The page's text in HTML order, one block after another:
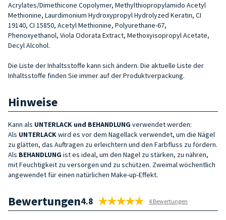
Acrylates/Dimethicone Copolymer, Methylthiopropylamido Acetyl
Methionine, Laurdimonium Hydroxypropyl Hydrolyzed Keratin, CI
19140, CI 15850, Acetyl Methionine, Polyurethane-67,
Phenoxyethanol, Viola Odorata Extract, Methoxyisopropyl Acetate,
Decyl Alcohol.
Die Liste der Inhaltsstoffe kann sich ändern. Die aktuelle Liste der
Inhaltsstoffe finden Sie immer auf der Produktverpackung.
Hinweise
Kann als UNTERLACK und BEHANDLUNG verwendet werden:
Als UNTERLACK wird es vor dem Nagellack verwendet, um die Nägel
zu glätten, das Auftragen zu erleichtern und den Farbfluss zu fördern.
Als BEHANDLUNG ist es ideal, um den Nagel zu stärken, zu nähren,
mit Feuchtigkeit zu versorgen und zu schützen. Zweimal wöchentlich
angewendet für einen natürlichen Make-up-Effekt.
Bewertungen4.8 4 Bewertungen